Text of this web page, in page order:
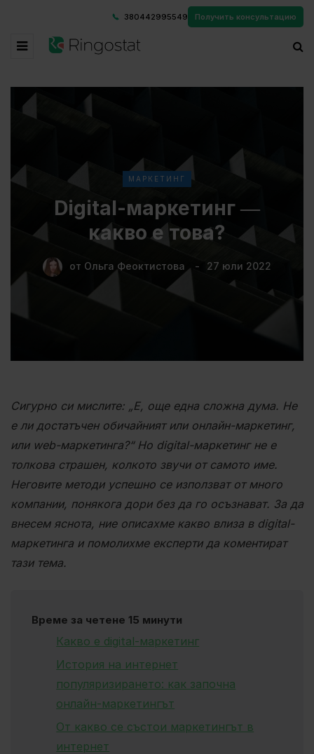
380442995549 Получить консультацию
МАРКЕТИНГ
Digital-маркетинг ―
какво е това?
от Ольга Феоктистова 27 юли 2022
Сигурно си мислите: „Е, още една сложна дума. Не
е ли достатъчен обичайният или онлайн-маркетинг,
или web-маркетинга?“ Но digital-маркетинг не е
толкова страшен, колкото звучи от самото име.
Неговите методи успешно се използват от много
компании, понякога дори без да го осъзнават. За да
внесем яснота, ние описахме какво влиза в digital-
маркетинга и помолихме експерти да коментират
тази тема.
Време за четене 15 минути
Какво е digital-маркетинг
История на интернет
популяризирането: как започна
онлайн-маркетингът
От какво се състои маркетингът в
интернет